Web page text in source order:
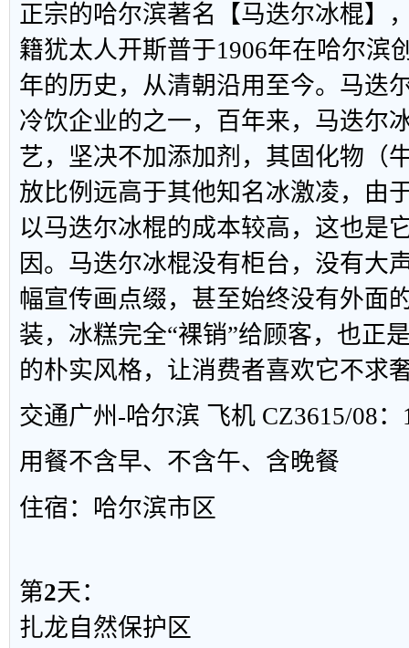
正宗的哈尔滨著名【马迭尔冰棍】
籍犹太人开斯普于1906年在哈尔滨
年的历史，从清朝沿用至今。马迭
冷饮企业的之一，百年来，马迭尔
艺，坚决不加添加剂，其固化物（
放比例远高于其他知名冰激凌，由
以马迭尔冰棍的成本较高，这也是
因。马迭尔冰棍没有柜台，没有大
幅宣传画点缀，甚至始终没有外面
装，冰糕完全“裸销”给顾客，也正
的朴实风格，让消费者喜欢它不求
交通广州-哈尔滨 飞机 CZ3615/08：
用餐不含早、不含午、含晚餐
住宿：哈尔滨市区
第2天：
扎龙自然保护区